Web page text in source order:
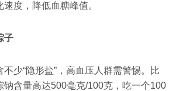
度，降低血糖峰值。
子
少“隐形盐”，高血压人群需警惕。比
钠含量高达500毫克/100克，吃一个100